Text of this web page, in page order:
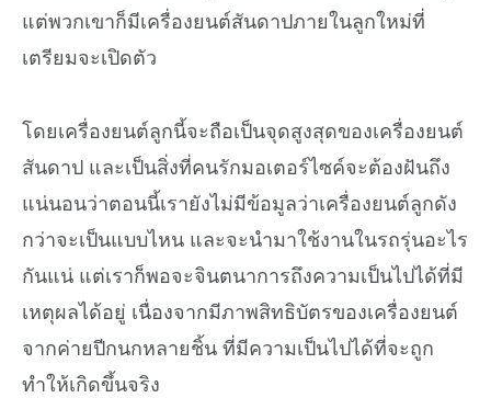
แต่พวกเขาก็มีเครื่องยนต์สันดาปภายในลูกใหม่ที่
เตรียมจะเปิดตัว
โดยเครื่องยนต์ลูกนี้จะถือเป็นจุดสูงสุดของเครื่องยนต์
สันดาป และเป็นสิ่งที่คนรักมอเตอร์ไซค์จะต้องฝันถึง
แน่นอนว่าตอนนี้เรายังไม่มีข้อมูลว่าเครื่องยนต์ลูกดัง
กว่าจะเป็นแบบไหน และจะนำมาใช้งานในรถรุ่นอะไร
กันแน่ แต่เราก็พอจะจินตนาการถึงความเป็นไปได้ที่มี
เหตุผลได้อยู่ เนื่องจากมีภาพสิทธิบัตรของเครื่องยนต์
จากค่ายปีกนกหลายชิ้น ที่มีความเป็นไปได้ที่จะถูก
ทำให้เกิดขึ้นจริง